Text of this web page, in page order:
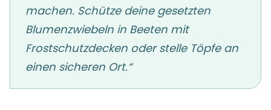
machen. Schütze deine gesetzten
Blumenzwiebeln in Beeten mit
Frostschutzdecken oder stelle Töpfe an
einen sicheren Ort.“